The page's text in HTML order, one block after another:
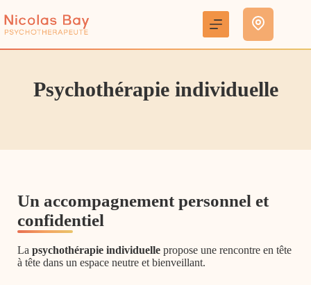
au
contenu
Psychothérapie individuelle
Un accompagnement personnel et
confidentiel
La psychothérapie individuelle propose une rencontre en tête
à tête dans un espace neutre et bienveillant.